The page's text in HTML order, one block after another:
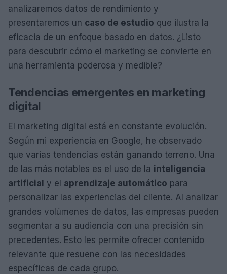
analizaremos datos de rendimiento y
presentaremos un caso de estudio que ilustra la
eficacia de un enfoque basado en datos. ¿Listo
para descubrir cómo el marketing se convierte en
una herramienta poderosa y medible?
Tendencias emergentes en marketing
digital
El marketing digital está en constante evolución.
Según mi experiencia en Google, he observado
que varias tendencias están ganando terreno. Una
de las más notables es el uso de la inteligencia
artificial y el aprendizaje automático para
personalizar las experiencias del cliente. Al analizar
grandes volúmenes de datos, las empresas pueden
segmentar a su audiencia con una precisión sin
precedentes. Esto les permite ofrecer contenido
relevante que resuene con las necesidades
específicas de cada grupo.